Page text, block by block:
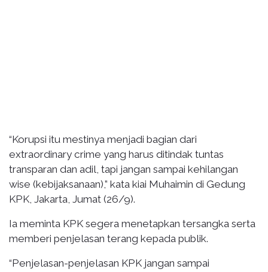
“Korupsi itu mestinya menjadi bagian dari
extraordinary crime yang harus ditindak tuntas
transparan dan adil, tapi jangan sampai kehilangan
wise (kebijaksanaan),” kata kiai Muhaimin di Gedung
KPK, Jakarta, Jumat (26/9).
Ia meminta KPK segera menetapkan tersangka serta
memberi penjelasan terang kepada publik.
“Penjelasan-penjelasan KPK jangan sampai